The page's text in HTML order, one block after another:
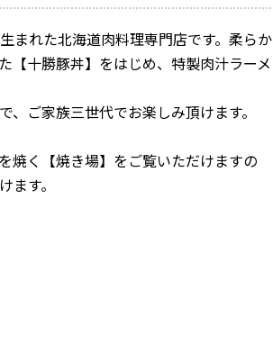
まれた北海道肉料理専門店です。柔らか
【十勝豚丼】をはじめ、特製肉汁ラーメ
ご家族三世代でお楽しみ頂けます。
焼く【焼き場】をご覧いただけますの
す。